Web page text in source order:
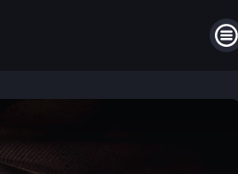
Filme aus Großbritannien